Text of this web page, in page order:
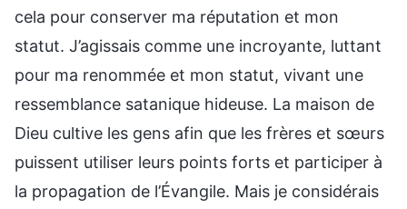
cela pour conserver ma réputation et mon
statut. J’agissais comme une incroyante, luttant
pour ma renommée et mon statut, vivant une
ressemblance satanique hideuse. La maison de
Dieu cultive les gens afin que les frères et sœurs
puissent utiliser leurs points forts et participer à
la propagation de l’Évangile. Mais je considérais